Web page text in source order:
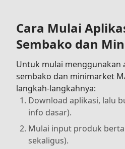
Cara Mulai
Sembako dan
Untuk mulai menggunakan
sembako dan minimarket
langkah-langkahnya:
Download aplikasi, lalu
info dasar).
Mulai input produk
sekaligus).